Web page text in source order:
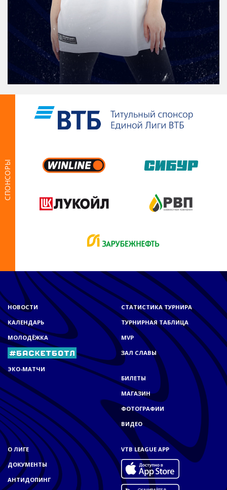
СПОНСОРЫ
НОВОСТИ
КАЛЕНДАРЬ
МОЛОДЁЖКА
ЭКО-МАТЧИ
СТАТИСТИКА ТУРНИРА
ТУРНИРНАЯ ТАБЛИЦА
MVP
ЗАЛ СЛАВЫ
БИЛЕТЫ
МАГАЗИН
ФОТОГРАФИИ
ВИДЕО
О ЛИГЕ
ДОКУМЕНТЫ
АНТИДОПИНГ
VTB LEAGUE APP